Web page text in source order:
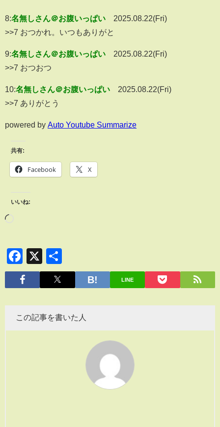
8:名無しさん＠お腹いっぱい
2025.08.22(Fri)
>>7 おつかれ。いつもありがと
9:名無しさん＠お腹いっぱい
2025.08.22(Fri)
>>7 おつおつ
10:名無しさん＠お腹いっぱい
2025.08.22(Fri)
>>7 ありがとう
powered by Auto Youtube Summarize
共有:
Facebook X
いいね:
Facebook
X
有
LINE
この記事を書いた人